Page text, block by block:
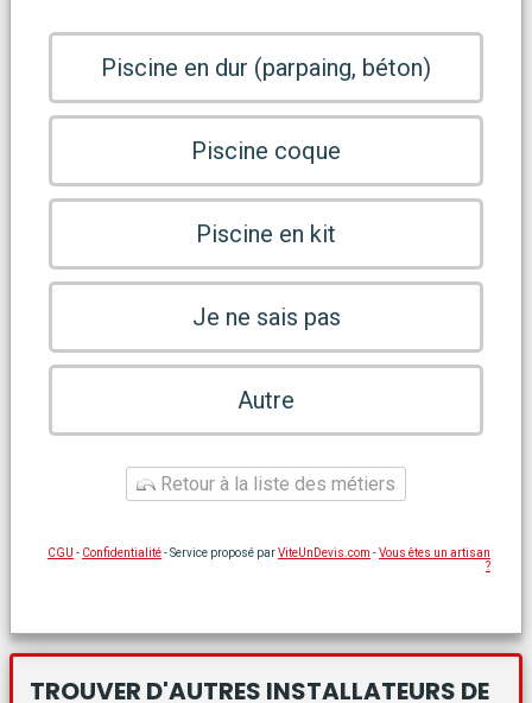
Piscine en dur (parpaing, béton)
Piscine coque
Piscine en kit
Je ne sais pas
Autre
Retour à la liste des métiers
CGU - Confidentialité- Service proposé parViteUnDevis.com -Vous êtes un artisan
?
TROUVER D'AUTRES INSTALLATEURS DE